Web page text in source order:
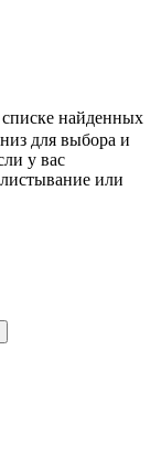
найденных
для выбора и
у вас
или